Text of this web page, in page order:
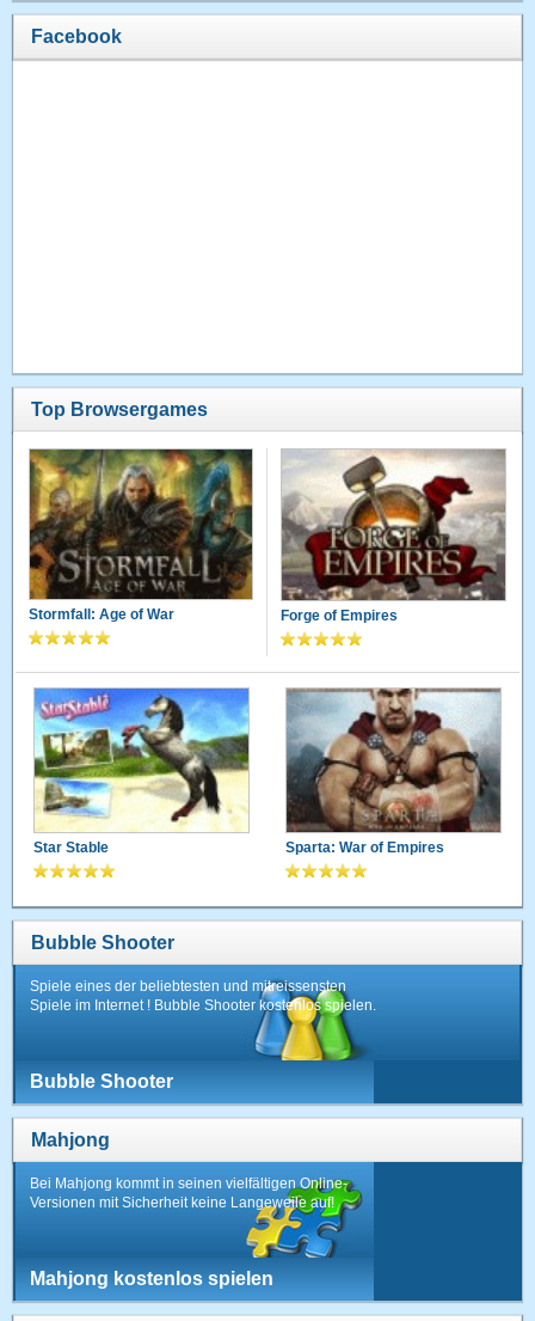
Facebook
Top Browsergames
Stormfall: Age of War Forge of Empires
Star Stable Sparta: War of Empires
Bubble Shooter
Spiele eines der beliebtesten und mitreissensten
Spiele im Internet ! Bubble Shooter kostenlos spielen.
Bubble Shooter
Mahjong
Bei Mahjong kommt in seinen vielfältigen Online-
Versionen mit Sicherheit keine Langeweile auf!
Mahjong kostenlos spielen